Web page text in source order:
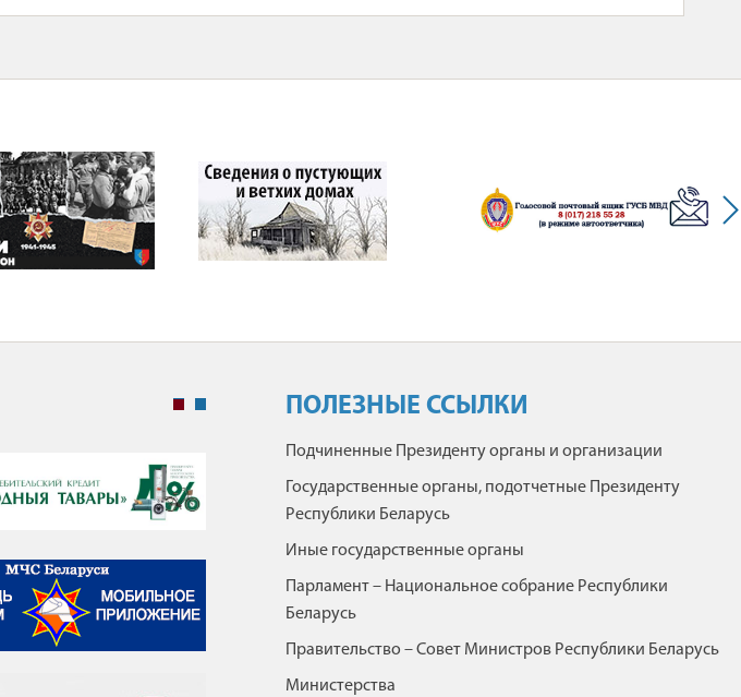
ПОЛЕЗНЫЕ ССЫЛКИ
Подчиненные Президенту органы и организации
Государственные органы, подотчетные Президенту
Республики Беларусь
Иные государственные органы
Парламент – Национальное собрание Республики
Беларусь
Правительство – Совет Министров Республики Беларусь
Министерства